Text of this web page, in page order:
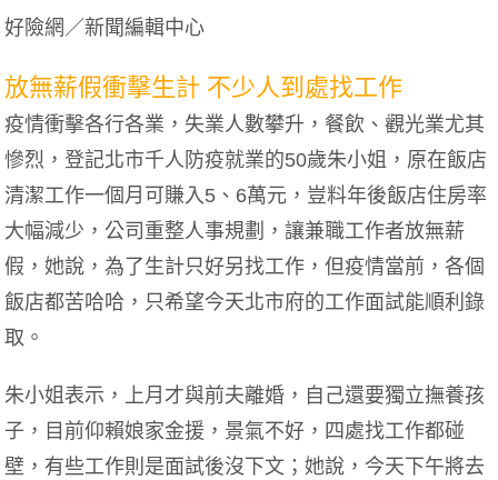
好險網／新聞編輯中心
放無薪假衝擊生計 不少人到處找工作
疫情衝擊各行各業，失業人數攀升，餐飲、觀光業尤其
慘烈，登記北市千人防疫就業的50歲朱小姐，原在飯店
清潔工作一個月可賺入5、6萬元，豈料年後飯店住房率
大幅減少，公司重整人事規劃，讓兼職工作者放無薪
假，她說，為了生計只好另找工作，但疫情當前，各個
飯店都苦哈哈，只希望今天北市府的工作面試能順利錄
取。
朱小姐表示，上月才與前夫離婚，自己還要獨立撫養孩
子，目前仰賴娘家金援，景氣不好，四處找工作都碰
壁，有些工作則是面試後沒下文；她說，今天下午將去